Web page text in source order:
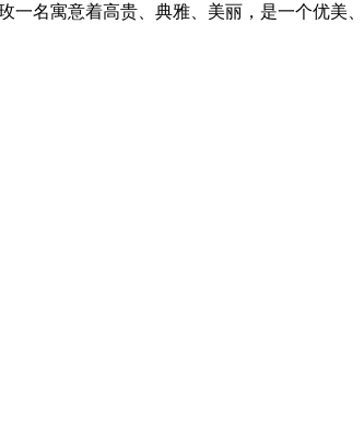
一名寓意着高贵、典雅、美丽，是一个优美